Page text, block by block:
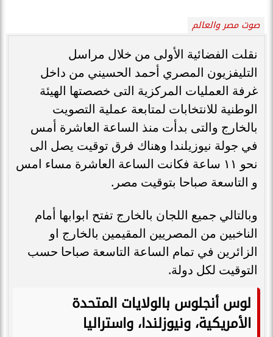
صوت مصر والعالم
نقلت الفضائية الأولى من خلال مراسل
التليفزيون المصري أحمد الحسيني من داخل
غرفة العمليات المركزية التى خصصتها الهيئة
الوطنية للانتخابات لمتابعة عملية التصويت
بالخارج والتى بدأت منذ الساعة العاشرة أمس
في جولة نيوزيلندا وهناك فرق توقيت يصل الى
نحو ١١ ساعة فكانت الساعة العاشرة مساء امس
و التاسعة صباحا بتوقيت مصر.
وبالتالي جميع اللجان بالخارج تفتح ابوابها أمام
الناخبين من المصريين المقيمين بالخارج او
الزائرين في تمام الساعة التاسعة صباحا حسب
التوقيت لكل دولة.
لوس أنجلوس بالولايات المتحدة
الأمريكية، ونيوزلندا، واستراليا